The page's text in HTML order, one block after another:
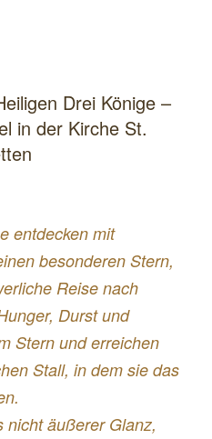
Drei Könige –
in der Kirche St.
entdecken mit
besonderen Stern,
Reise nach
Durst und
Stern und erreichen
Stall, in dem sie das
nicht äußerer Glanz,